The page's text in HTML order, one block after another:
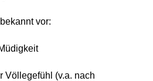
vor:
Völlegefühl (v.a. nach